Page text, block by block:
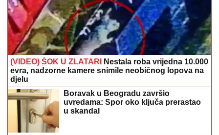
(VIDEO) ŠOK U ZLATARI
Nestala roba vrijedna 10.000
evra, nadzorne kamere snimile neobičnog lopova na
djelu
Boravak u Beogradu završio
uvredama: Spor oko ključa prerastao
u skandal